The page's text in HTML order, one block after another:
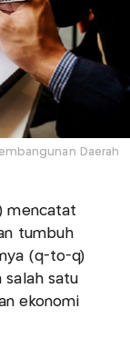
Daerah
mencatat
tumbuh
(q-to-q)
salah satu
ekonomi